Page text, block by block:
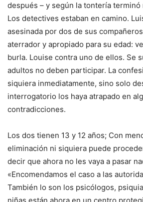
después – y según la tontería terminó
Los detectives estaban en camino.
asesinada por dos de sus
aterrador y apropiado para su edad:
burla. Louise contra uno de ellos. Se
adultos no deben participar. La
siquiera inmediatamente, sino solo
interrogatorio los haya atrapado en
contradicciones.
Los dos tienen 13 y 12 años; Con
eliminación ni siquiera puede
decir que ahora no les vaya a pasar
«Encomendamos el caso a las
También lo son los psicólogos,